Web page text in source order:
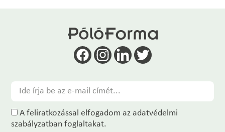
A feliratkozással elfogadom az adatvédelmi
szabályzatban foglaltakat.